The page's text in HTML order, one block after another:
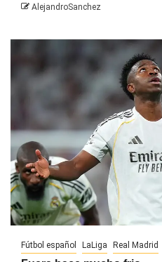
AlejandroSanchez
Fútbol español LaLiga Real Madrid